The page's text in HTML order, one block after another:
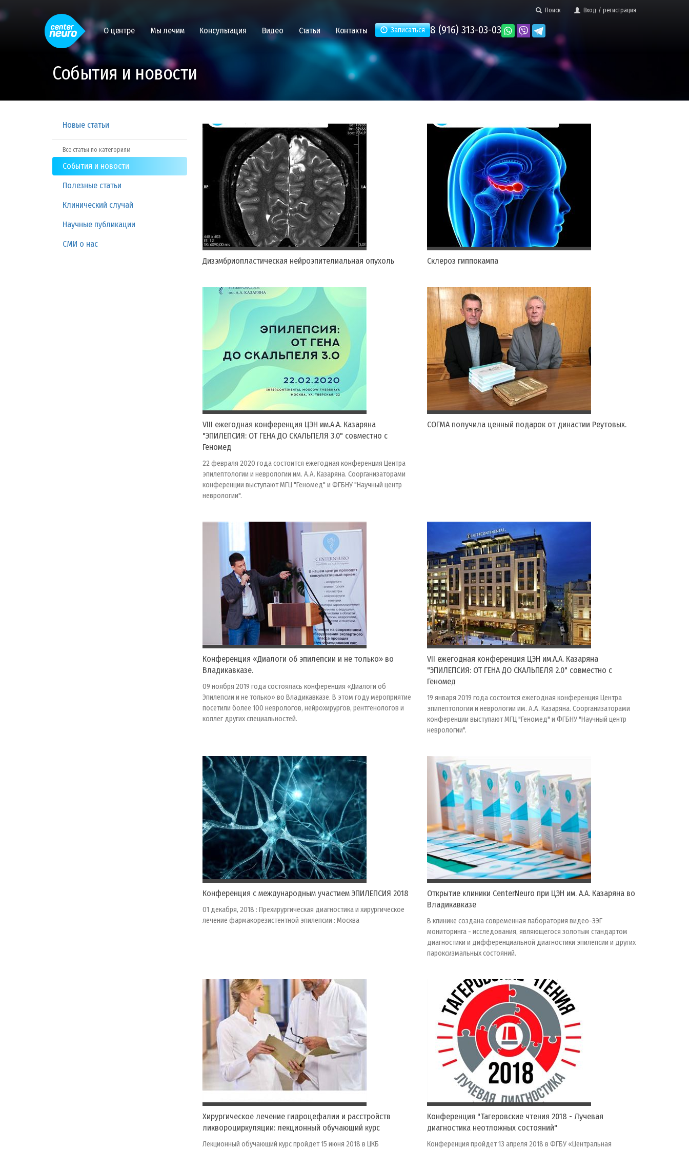
Поиск Вход / регистрация
О центре Мы лечим Консультация Видео Статьи Контакты Записаться 8 (916) 313-03-03
События и новости
Новые статьи
Все статьи по категориям
События и новости
Полезные статьи
Клинический случай
Научные публикации
СМИ о нас
Дизэмбриопластическая нейроэпителиальная опухоль
Склероз гиппокампа
VIII ежегодная конференция ЦЭН им.А.А. Казаряна
"ЭПИЛЕПСИЯ: ОТ ГЕНА ДО СКАЛЬПЕЛЯ 3.0" совместно с
Геномед
22 февраля 2020 года состоится ежегодная конференция Центра
эпилептологии и неврологии им. А.А. Казаряна. Соорганизаторами
конференции выступают МГЦ "Геномед" и ФГБНУ "Научный центр
неврологии".
СОГМА получила ценный подарок от династии Реутовых.
Конференция «Диалоги об эпилепсии и не только» во
Владикавказе.
09 ноября 2019 года состоялась конференция «Диалоги об
Эпилепсии и не только» во Владикавказе. В этом году мероприятие
посетили более 100 неврологов, нейрохирургов, рентгенологов и
коллег других специальностей.
VII ежегодная конференция ЦЭН им.А.А. Казаряна
"ЭПИЛЕПСИЯ: ОТ ГЕНА ДО СКАЛЬПЕЛЯ 2.0" совместно с
Геномед
19 января 2019 года состоится ежегодная конференция Центра
эпилептологии и неврологии им. А.А. Казаряна. Соорганизаторами
конференции выступают МГЦ "Геномед" и ФГБНУ "Научный центр
неврологии".
Конференция с международным участием ЭПИЛЕПСИЯ 2018
01 декабря, 2018 : Прехирургическая диагностика и хирургическое
лечение фармакорезистентной эпилепсии : Москва
Открытие клиники CenterNeuro при ЦЭН им. А.А. Казаряна во
Владикавказе
В клинике создана современная лаборатория видео-ЭЭГ
мониторинга - исследования, являющегося золотым стандартом
диагностики и дифференциальной диагностики эпилепсии и других
пароксизмальных состояний.
Хирургическое лечение гидроцефалии и расстройств
ликвороциркуляции: лекционный обучающий курс
Лекционный обучающий курс пройдет 15 июня 2018 в ЦКБ
Конференция "Тагеровские чтения 2018 - Лучевая
диагностика неотложных состояний"
Конференция пройдет 13 апреля 2018 в ФГБУ «Центральная